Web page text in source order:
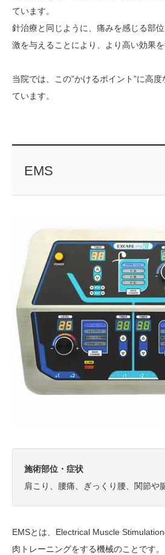
ています。
針治療と同じように、痛みを感じる部
激を与えることにより、より高い効果を
当院では、この”かけるポイント”に高
ています。
EMS
施術部位・症状
肩こり、腰痛、ぎっくり腰、関節や
EMSとは、Electrical Muscle
肉トレーニングをする機械のことです。